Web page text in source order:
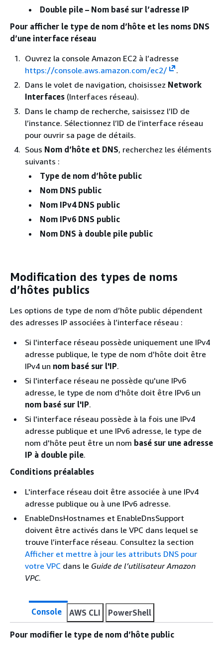
Double pile – Nom basé sur l’adresse IP
Pour afficher le type de nom d’hôte et les noms DNS
d’une interface réseau
Ouvrez la console Amazon EC2 à l’adresse
https://console.aws.amazon.com/ec2/
.
Dans le volet de navigation, choisissez Network
Interfaces (Interfaces réseau).
Dans le champ de recherche, saisissez l’ID de
l’instance. Sélectionnez l’ID de l’interface réseau
pour ouvrir sa page de détails.
Sous Nom d’hôte et DNS, recherchez les éléments
suivants :
Type de nom d’hôte public
Nom DNS public
Nom IPv4 DNS public
Nom IPv6 DNS public
Nom DNS à double pile public
Modification des types de noms
d’hôtes publics
Les options de type de nom d’hôte public dépendent
des adresses IP associées à l’interface réseau :
Si l'interface réseau possède uniquement une IPv4
adresse publique, le type de nom d'hôte doit être
IPv4 un nom basé sur l'IP.
Si l'interface réseau ne possède qu'une IPv6
adresse, le type de nom d'hôte doit être IPv6 un
nom basé sur l'IP.
Si l'interface réseau possède à la fois une IPv4
adresse publique et une IPv6 adresse, le type de
nom d'hôte peut être un nom basé sur une adresse
IP à double pile.
Conditions préalables
L'interface réseau doit être associée à une IPv4
adresse publique ou à une IPv6 adresse.
EnableDnsHostnames et EnableDnsSupport
doivent être activés dans le VPC dans lequel se
trouve l’interface réseau. Consultez la section
Afficher et mettre à jour les attributs DNS pour
votre VPC dans le Guide de l’utilisateur Amazon
VPC.
Console AWS CLI PowerShell
Pour modifier le type de nom d’hôte public